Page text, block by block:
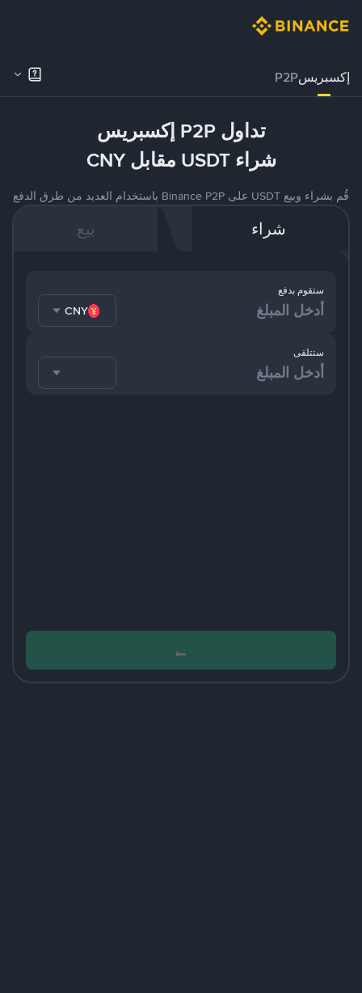
إكسبريسP2P
تداول P2P إكسبريس
شراء USDT مقابل CNY
قُم بشراء وبيع USDT على Binance P2P باستخدام العديد من طرق الدفع
شراء بيع
ستقوم بدفع
CNY
ستتلقى